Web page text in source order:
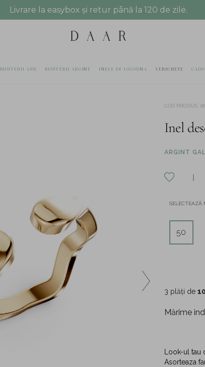
Livrare la easybox și retur până la 120 de zile.
BIJUTERII AUR BIJUTERII ARGINT INELE DE LOGODNA VERIGHETE
COD PRODUS:
Inel
ARGINT
SELECTEAZĂ
50
3 plăți de
Mărime
Look-ul tau
Asorteaza